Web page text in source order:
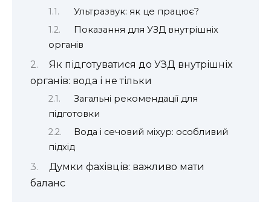
Ультразвук: як це працює?
Показання для УЗД внутрішніх
органів
Як підготуватися до УЗД внутрішніх
органів: вода і не тільки
Загальні рекомендації для
підготовки
Вода і сечовий міхур: особливий
підхід
Думки фахівців: важливо мати
баланс